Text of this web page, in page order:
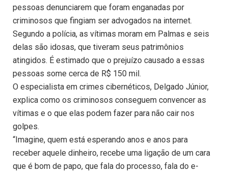
pessoas denunciarem que foram enganadas por
criminosos que fingiam ser advogados na internet.
Segundo a polícia, as vítimas moram em Palmas e seis
delas são idosas, que tiveram seus patrimônios
atingidos. É estimado que o prejuízo causado a essas
pessoas some cerca de R$ 150 mil.
O especialista em crimes cibernéticos, Delgado Júnior,
explica como os criminosos conseguem convencer as
vítimas e o que elas podem fazer para não cair nos
golpes.
“Imagine, quem está esperando anos e anos para
receber aquele dinheiro, recebe uma ligação de um cara
que é bom de papo, que fala do processo, fala do e-